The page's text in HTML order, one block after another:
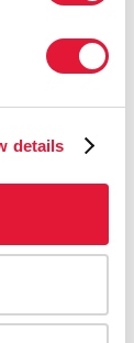
details
clé est
au VIH
un moteur
chez les
des